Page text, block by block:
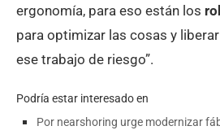
ergonomía, para eso están los
para optimizar las cosas y
ese trabajo de riesgo”.
Podría estar interesado en
Por nearshoring urge modernizar